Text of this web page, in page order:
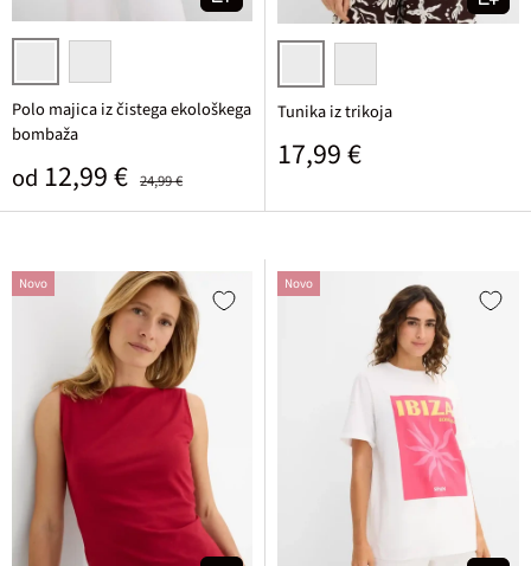
rozasta rdeča
Polo majica iz čistega ekološkega
bombaža
Prodajna cena
od 12,99 € 24,99 €
bela kobaltna
Tunika iz trikoja
Običajna cena
17,99 €
Novo Novo